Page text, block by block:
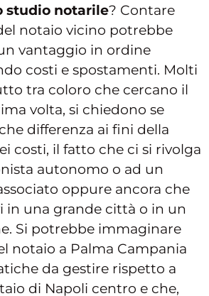
studio notarile? Contare
notaio vicino potrebbe
vantaggio in ordine
costi e spostamenti. Molti
tra coloro che cercano il
volta, si chiedono se
differenza ai fini della
costi, il fatto che ci si rivolga
autonomo o ad un
oppure ancora che
in una grande città o in un
Si potrebbe immaginare
notaio a Palma Campania
da gestire rispetto a
di Napoli centro e che,